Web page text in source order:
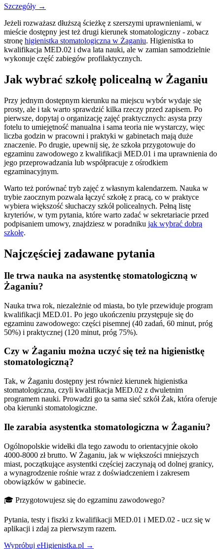
Szczegóły →
Jeżeli rozważasz dłuższą ścieżkę z szerszymi uprawnieniami, w
mieście dostępny jest też drugi kierunek stomatologiczny - zobacz
stronę higienistka stomatologiczna w Żaganiu. Higienistka to
kwalifikacja MED.02 i dwa lata nauki, ale w zamian samodzielnie
wykonuje część zabiegów profilaktycznych.
Jak wybrać szkołę policealną w Żaganiu
Przy jednym dostępnym kierunku na miejscu wybór wydaje się
prosty, ale i tak warto sprawdzić kilka rzeczy przed zapisem. Po
pierwsze, dopytaj o organizację zajęć praktycznych: asysta przy
fotelu to umiejętność manualna i sama teoria nie wystarczy, więc
liczba godzin w pracowni i praktyki w gabinetach mają duże
znaczenie. Po drugie, upewnij się, że szkoła przygotowuje do
egzaminu zawodowego z kwalifikacji MED.01 i ma uprawnienia do
jego przeprowadzania lub współpracuje z ośrodkiem
egzaminacyjnym.
Warto też porównać tryb zajęć z własnym kalendarzem. Nauka w
trybie zaocznym pozwala łączyć szkołę z pracą, co w praktyce
wybiera większość słuchaczy szkół policealnych. Pełną listę
kryteriów, w tym pytania, które warto zadać w sekretariacie przed
podpisaniem umowy, znajdziesz w poradniku jak wybrać dobrą
szkołę.
Najczęściej zadawane pytania
Ile trwa nauka na asystentkę stomatologiczną w
Żaganiu?
Nauka trwa rok, niezależnie od miasta, bo tyle przewiduje program
kwalifikacji MED.01. Po jego ukończeniu przystępuje się do
egzaminu zawodowego: części pisemnej (40 zadań, 60 minut, próg
50%) i praktycznej (120 minut, próg 75%).
Czy w Żaganiu można uczyć się też na higienistkę
stomatologiczną?
Tak, w Żaganiu dostępny jest również kierunek higienistka
stomatologiczna, czyli kwalifikacja MED.02 z dwuletnim
programem nauki. Prowadzi go ta sama sieć szkół Żak, która oferuje
oba kierunki stomatologiczne.
Ile zarabia asystentka stomatologiczna w Żaganiu?
Ogólnopolskie widełki dla tego zawodu to orientacyjnie około
4000-8000 zł brutto. W Żaganiu, jak w większości mniejszych
miast, początkujące asystentki częściej zaczynają od dolnej granicy,
a wynagrodzenie rośnie wraz z doświadczeniem i zakresem
obowiązków w gabinecie.
🎓 Przygotowujesz się do egzaminu zawodowego?
Pytania, testy i fiszki z kwalifikacji MED.01 i MED.02 - ucz się w
aplikacji i zdaj za pierwszym razem.
Wypróbuj eHigienistka.pl →